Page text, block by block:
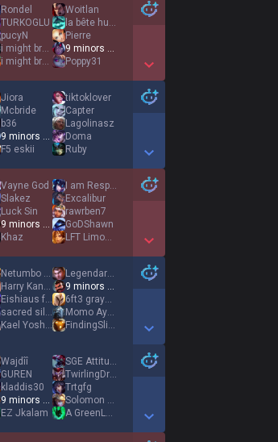
Rondel
TURKOGLU
pucyN
i might break
i might brake
Woitlan
la bête humaine
Pierre
9 minors 1 ivern
Poppy31
Show More Detail Games
Jiora
Mcbride
b36
9 minors 1 ivern
F5 eskii
tiktoklover
Capter
Lagolinasz
Doma
Ruby
Show More Detail Games
Vayne God
Slakez
Luck Sin
9 minors 1 ivern
Khaz
I am Responsible
Excalibur
rawrben7
GoDShawn
LFT Limonite
Show More Detail Games
Netumbo Nandi
Harry Kane 9
Eishiaus fanas
sacred silence
Kael Yoshim
LegendaryLove
9 minors 1 ivern
6ft3 graycel jfl
Momo Ayase
FindingSlimeWife
Show More Detail Games
Wajdîî
GUREN
kladdis30
9 minors 1 ivern
EZ Jkalam
SGE Attitude
TwirlingDragon
Trtgfg
Solomon Wood
A GreenLantern
Show More Detail Games